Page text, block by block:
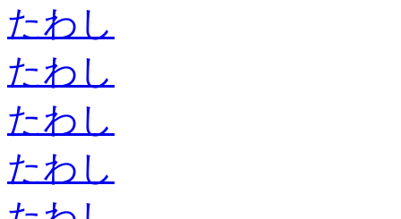
たわし
たわし
たわし
たわし